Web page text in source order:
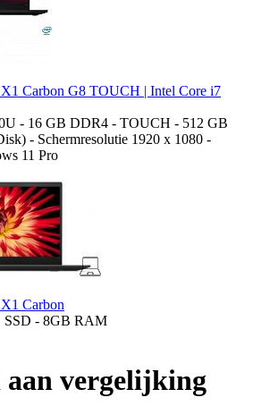
Carbon G8 TOUCH | Intel Core i7
- 16 GB DDR4 - TOUCH - 512 GB
- Schermresolutie 1920 x 1080 -
11 Pro
Carbon
SSD - 8GB RAM
aan vergelijking